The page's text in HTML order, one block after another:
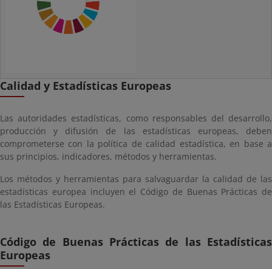
Calidad y Estadísticas Europeas
Las autoridades estadísticas, como responsables del desarrollo,
producción y difusión de las estadísticas europeas, deben
comprometerse con la política de calidad estadística, en base a
sus principios, indicadores, métodos y herramientas.
Los métodos y herramientas para salvaguardar la calidad de las
estadísticas europea incluyen el Código de Buenas Prácticas de
las Estadísticas Europeas.
Código de Buenas Prácticas de las Estadísticas
Europeas